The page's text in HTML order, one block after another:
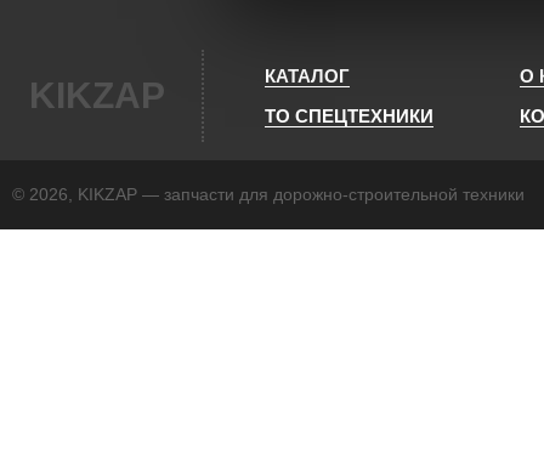
KIKZAP КАТАЛОГ
О
ТО СПЕЦТЕХНИКИ
© 2026, KIKZAP — запчасти для дорожно-строительной техники